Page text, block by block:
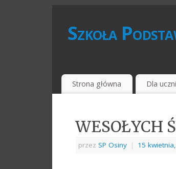
Szkoła
Strona główna Dla
WESOŁYCH
przez SP Osiny | 15